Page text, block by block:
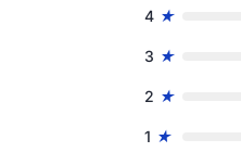
4
3
2
1